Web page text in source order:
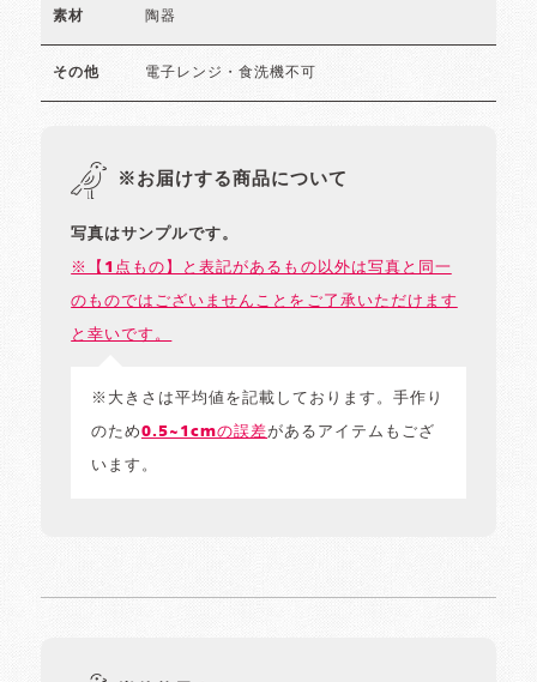
素材 陶器
その他 電子レンジ・食洗機不可
※お届けする商品について
写真はサンプルです。
※【1点もの】と表記があるもの以外は写真と同一
のものではございませんことをご了承いただけます
と幸いです。
※大きさは平均値を記載しております。手作り
のため0.5~1cmの誤差があるアイテムもござ
います。